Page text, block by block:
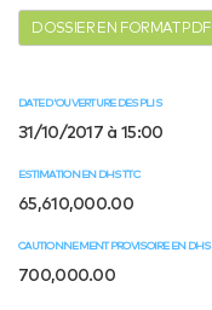
DOSSIER EN FORMAT PDF
DATE D'OUVERTURE DES PLIS
31/10/2017 à 15:00
ESTIMATION EN DHS TTC
65,610,000.00
CAUTIONNEMENT PROVISOIRE EN DHS
700,000.00